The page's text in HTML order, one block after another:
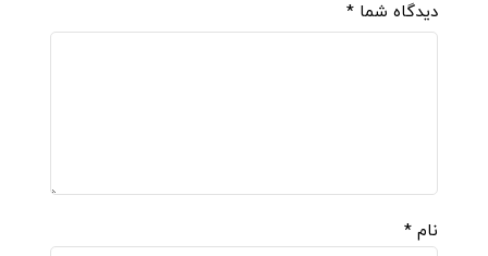
دیدگاه شما *
نام *